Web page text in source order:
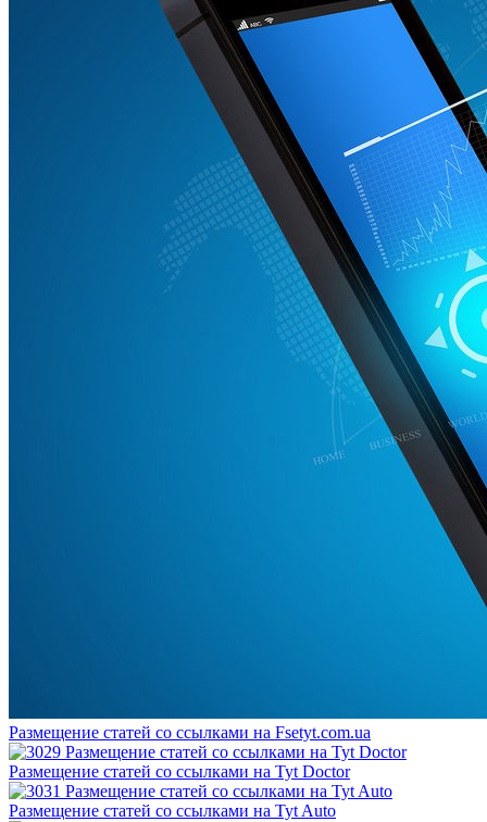
Размещение статей сo ссылками на Fsetyt.com.ua
Размещение статей сo ссылками на Tyt Doctor
Размещение статей сo ссылками на Tyt Auto